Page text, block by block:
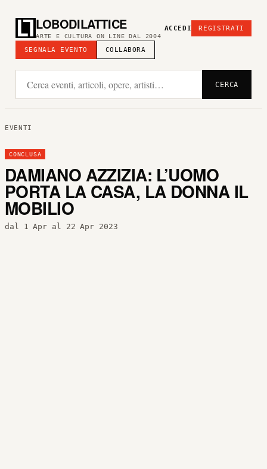
LOBODILATTICE
ARTE E CULTURA ON LINE DAL 2004
SEGNALA EVENTO COLLABORA
ACCEDI REGISTRATI
CERCA
EVENTI
CONCLUSA
DAMIANO AZZIZIA: L’UOMO
PORTA LA CASA, LA DONNA IL
MOBILIO
dal 1 Apr al 22 Apr 2023